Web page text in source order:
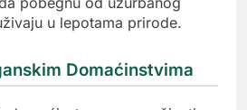
u lepotama prirode.
Domaćinstvima